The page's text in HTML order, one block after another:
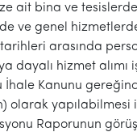
ait bina ve
ve genel hizmetlerde
arasında
dayalı hizmet alımı
İhale Kanunu
olarak yapılabilmesi
Raporunun